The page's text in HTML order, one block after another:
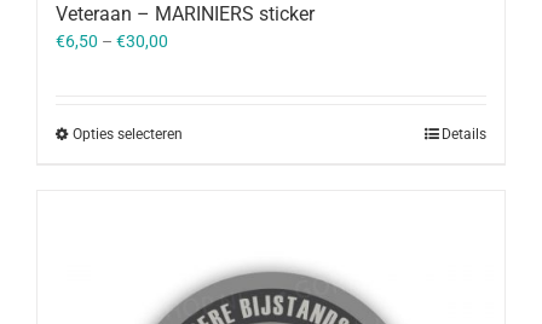
Veteraan – MARINIERS sticker
€6,50 – €30,00
Opties selecteren Details